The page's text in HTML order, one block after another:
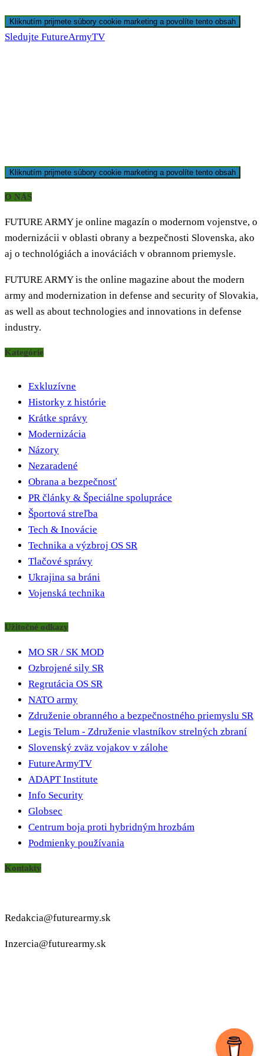
Kliknutím prijmete súbory cookie marketing a povolíte tento obsah
Sledujte FutureArmyTV
Kliknutím prijmete súbory cookie marketing a povolíte tento obsah
O NÁS
FUTURE ARMY je online magazín o modernom vojenstve, o
modernizácii v oblasti obrany a bezpečnosti Slovenska, ako
aj o technológiách a inováciách v obrannom priemysle.
FUTURE ARMY is the online magazine about the modern
army and modernization in defense and security of Slovakia,
as well as about technologies and innovations in defense
industry.
Kategórie
Exkluzívne
Historky z histórie
Krátke správy
Modernizácia
Názory
Nezaradené
Obrana a bezpečnosť
PR články & Špeciálne spolupráce
Športová streľba
Tech & Inovácie
Technika a výzbroj OS SR
Tlačové správy
Ukrajina sa bráni
Vojenská technika
Užitočné odkazy
MO SR / SK MOD
Ozbrojené sily SR
Regrutácia OS SR
NATO army
Združenie obranného a bezpečnostného priemyslu SR
Legis Telum - Združenie vlastníkov strelných zbraní
Slovenský zväz vojakov v zálohe
FutureArmyTV
ADAPT Institute
Info Security
Globsec
Centrum boja proti hybridným hrozbám
Podmienky používania
Kontakty
Redakcia@futurearmy.sk
Inzercia@futurearmy.sk